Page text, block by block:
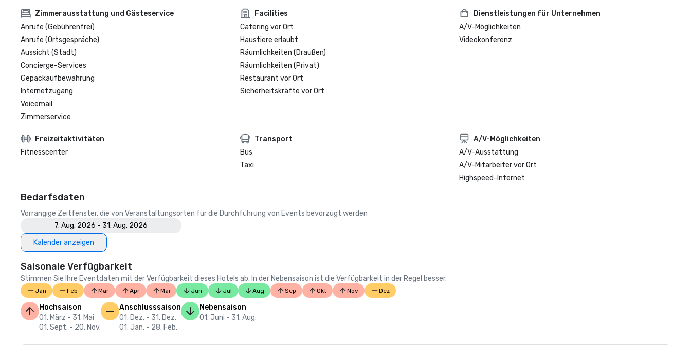
Zimmerausstattung und Gästeservice
Anrufe (Gebührenfrei)
Anrufe (Ortsgespräche)
Aussicht (Stadt)
Concierge-Services
Gepäckaufbewahrung
Internetzugang
Voicemail
Zimmerservice
Facilities
Catering vor Ort
Haustiere erlaubt
Räumlichkeiten (Draußen)
Räumlichkeiten (Privat)
Restaurant vor Ort
Sicherheitskräfte vor Ort
Dienstleistungen für Unternehmen
A/V-Möglichkeiten
Videokonferenz
Freizeitaktivitäten
Fitnesscenter
Transport
Bus
Taxi
A/V-Möglichkeiten
A/V-Ausstattung
A/V-Mitarbeiter vor Ort
Highspeed-Internet
Bedarfsdaten
Vorrangige Zeitfenster, die von Veranstaltungsorten für die Durchführung von Events bevorzugt werden
7. Aug. 2026 - 31. Aug. 2026
Kalender anzeigen
Saisonale Verfügbarkeit
Stimmen Sie Ihre Eventdaten mit der Verfügbarkeit dieses Hotels ab. In der Nebensaison ist die Verfügbarkeit in der Regel besser.
Jan Feb Mär Apr Mai Jun Jul Aug Sep Okt Nov Dez
Hochsaison
01. März - 31. Mai
01. Sept. - 20. Nov.
Anschlusssaison
01. Dez. - 31. Dez.
01. Jan. - 28. Feb.
Nebensaison
01. Juni - 31. Aug.